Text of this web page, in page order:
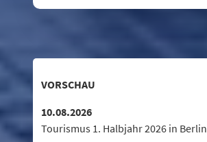
VORSCHAU
10.08.2026
Tourismus 1. Halbjahr 2026 in Berlin